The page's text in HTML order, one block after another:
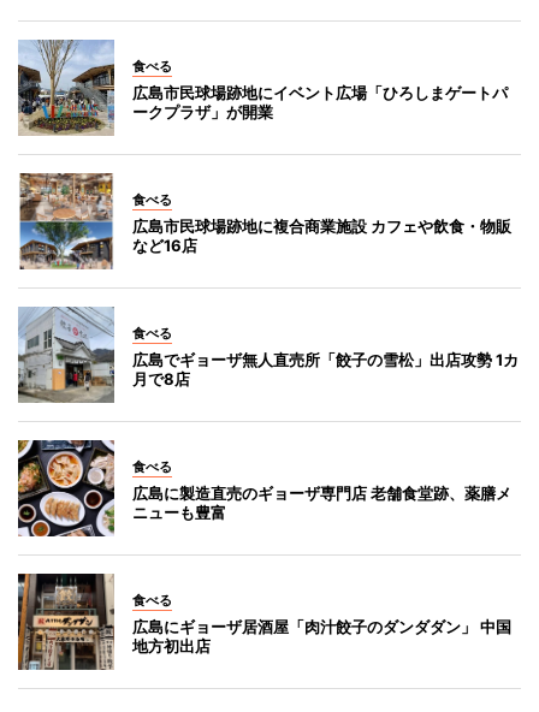
食べる
広島市民球場跡地にイベント広場「ひろしまゲートパ
ークプラザ」が開業
食べる
広島市民球場跡地に複合商業施設 カフェや飲食・物販
など16店
食べる
広島でギョーザ無人直売所「餃子の雪松」出店攻勢 1カ
月で8店
食べる
広島に製造直売のギョーザ専門店 老舗食堂跡、薬膳メ
ニューも豊富
食べる
広島にギョーザ居酒屋「肉汁餃子のダンダダン」 中国
地方初出店